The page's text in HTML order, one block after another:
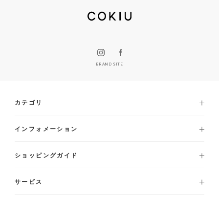
BRAND SITE
カテゴリ
インフォメーション
ショッピングガイド
サービス